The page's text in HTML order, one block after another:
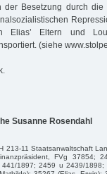
der Besetzung durch die
Elias’ Eltern und
(siehe
Susanne Rosendahl
11 Staatsanwaltschaft
FVg 37854;
1897; 2459 u 2439/